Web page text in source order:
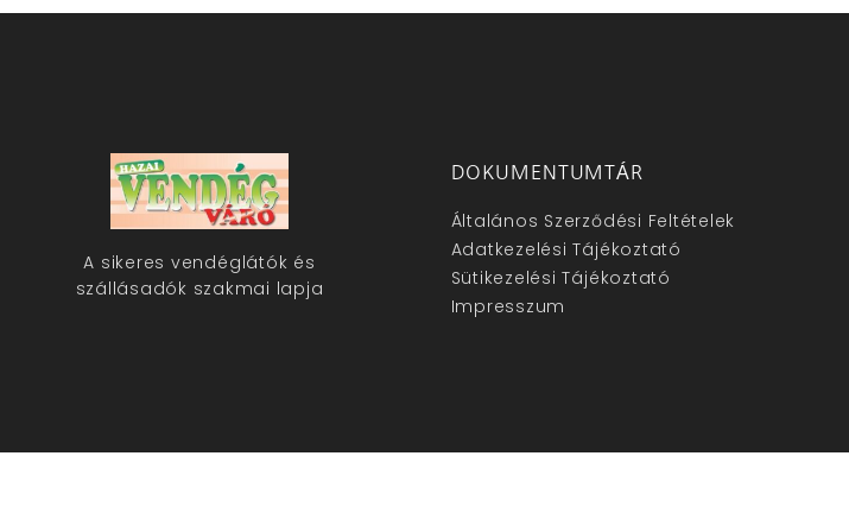
A sikeres vendéglátók és
szállásadók szakmai lapja
DOKUMENTUMTÁR
Általános Szerződési Feltételek
Adatkezelési Tájékoztató
Sütikezelési Tájékoztató
Impresszum